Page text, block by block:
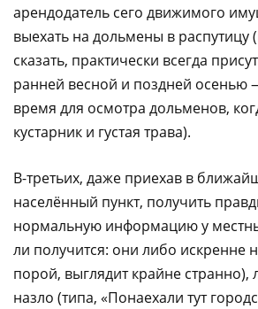
арендодатель сего движимого
выехать на дольмены в распутицу
сказать, практически всегда
ранней весной и поздней осенью
время для осмотра дольменов,
кустарник и густая трава).
В-третьих, даже приехав в
населённый пункт, получить
нормальную информацию у
ли получится: они либо искренне
порой, выглядит крайне странно),
назло (типа, «Понаехали тут